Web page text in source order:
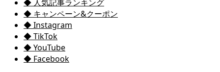
◆ 人気記事ランキング
◆ キャンペーン&クーポン
◆ Instagram
◆ TikTok
◆ YouTube
◆ Facebook